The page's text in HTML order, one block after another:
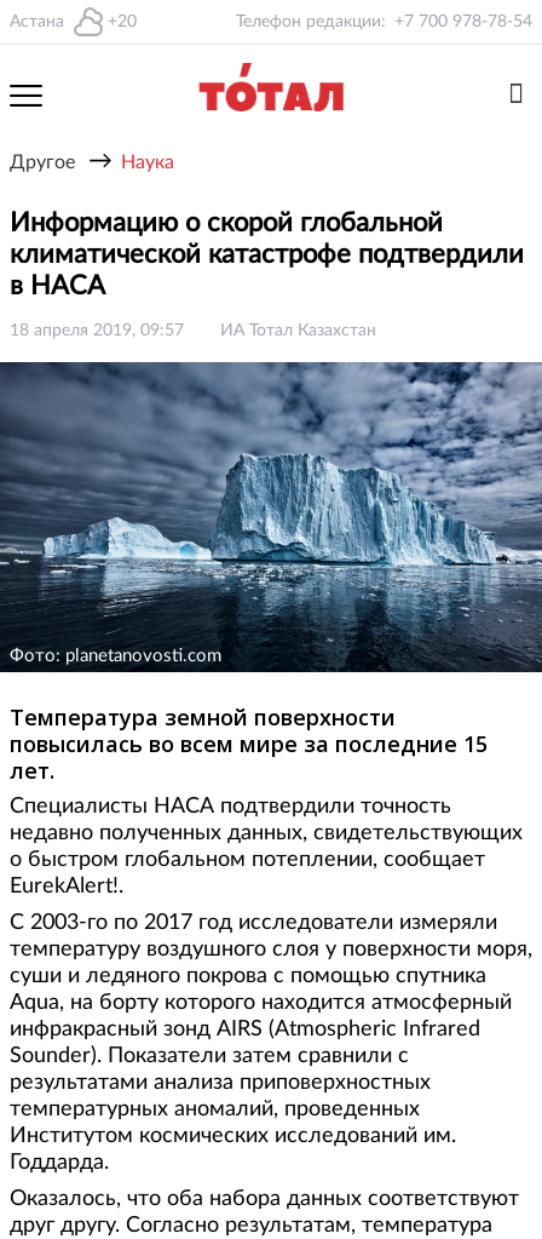
Астана +20 Телефон редакции: +7 700 978-78-54
Другое → Наука
Информацию о скорой глобальной
климатической катастрофе подтвердили
в НАСА
18 апреля 2019, 09:57 ИА Тотал Казахстан
Фото: planetanovosti.com
Температура земной поверхности
повысилась во всем мире за последние 15
лет.
Специалисты НАСА подтвердили точность
недавно полученных данных, свидетельствующих
о быстром глобальном потеплении, сообщает
EurekAlert!.
С 2003-го по 2017 год исследователи измеряли
температуру воздушного слоя у поверхности моря,
суши и ледяного покрова с помощью спутника
Aqua, на борту которого находится атмосферный
инфракрасный зонд AIRS (Atmospheric Infrared
Sounder). Показатели затем сравнили с
результатами анализа приповерхностных
температурных аномалий, проведенных
Институтом космических исследований им.
Годдарда.
Оказалось, что оба набора данных соответствуют
друг другу. Согласно результатам, температура